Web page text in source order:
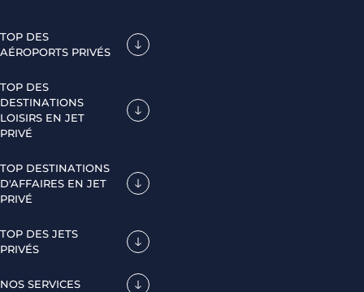
TOP DES
AÉROPORTS PRIVÉS
TOP DES
DESTINATIONS
LOISIRS EN JET
PRIVÉ
TOP DESTINATIONS
D'AFFAIRES EN JET
PRIVÉ
TOP DES JETS
PRIVÉS
NOS SERVICES